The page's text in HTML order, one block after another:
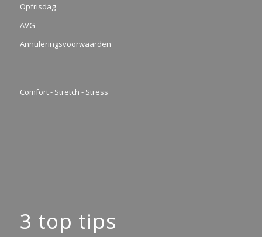
Opfrisdag
AVG
Annuleringsvoorwaarden
Comfort - Stretch - Stress
3 top tips